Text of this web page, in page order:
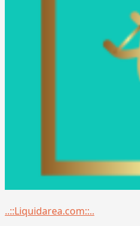
Menu
..::Liquidarea.com::..